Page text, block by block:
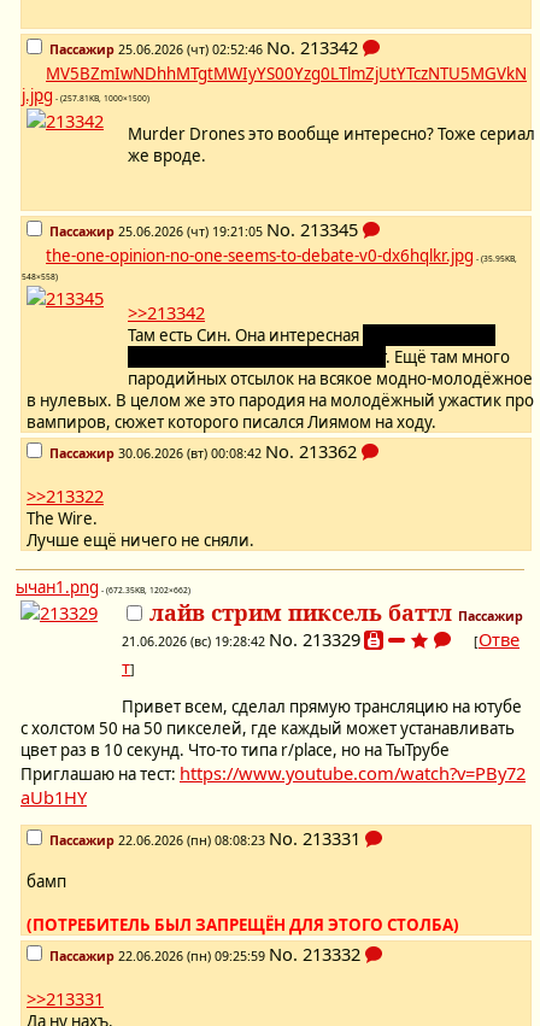
Пассажир 25.06.2026 (чт) 02:52:46 No. 213342
MV5BZmIwNDhhMTgtMWIyYS00Yzg0LTlmZjUtYTczNTU5MGVkN
j.jpg - (257.81KB, 1000×1500)
Murder Drones это вообще интересно? Тоже сериал
же вроде.
Пассажир 25.06.2026 (чт) 19:21:05 No. 213345
the-one-opinion-no-one-seems-to-debate-v0-dx6hqlkr.jpg - (35.95KB,
548×558)
>>213342
Там есть Син. Она интересная
. Ещё там много
пародийных отсылок на всякое модно-молодёжное
в нулевых. В целом же это пародия на молодёжный ужастик про
вампиров, сюжет которого писался Лиямом на ходу.
Пассажир 30.06.2026 (вт) 00:08:42 No. 213362
>>213322
The Wire.
Лучше ещё ничего не сняли.
ычан1.png - (672.35KB, 1202×662)
лайв стрим пиксель баттл Пассажир
21.06.2026 (вс) 19:28:42 No. 213329 [Отве
т]
Привет всем, сделал прямую трансляцию на ютубе
с холстом 50 на 50 пикселей, где каждый может устанавливать
цвет раз в 10 секунд. Что-то типа r/place, но на ТыТрубе
Приглашаю на тест: https://www.youtube.com/watch?v=PBy72
aUb1HY
Пассажир 22.06.2026 (пн) 08:08:23 No. 213331
бамп
(ПОТРЕБИТЕЛЬ БЫЛ ЗАПРЕЩЁН ДЛЯ ЭТОГО СТОЛБА)
Пассажир 22.06.2026 (пн) 09:25:59 No. 213332
>>213331
Да ну нахъ.